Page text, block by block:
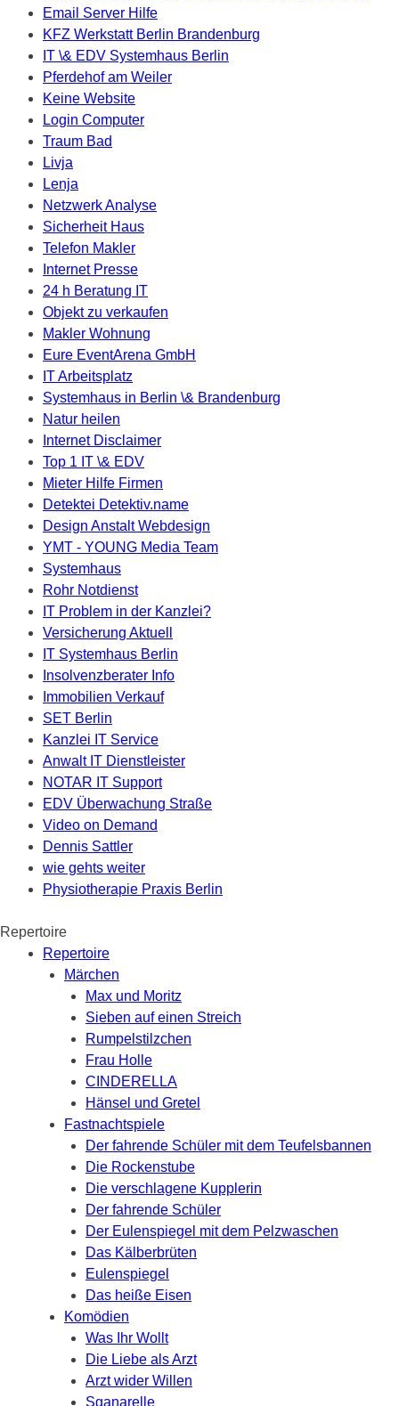
Email Server Hilfe
KFZ Werkstatt Berlin Brandenburg
IT \& EDV Systemhaus Berlin
Pferdehof am Weiler
Keine Website
Login Computer
Traum Bad
Livja
Lenja
Netzwerk Analyse
Sicherheit Haus
Telefon Makler
Internet Presse
24 h Beratung IT
Objekt zu verkaufen
Makler Wohnung
Eure EventArena GmbH
IT Arbeitsplatz
Systemhaus in Berlin \& Brandenburg
Natur heilen
Internet Disclaimer
Top 1 IT \& EDV
Mieter Hilfe Firmen
Detektei Detektiv.name
Design Anstalt Webdesign
YMT - YOUNG Media Team
Systemhaus
Rohr Notdienst
IT Problem in der Kanzlei?
Versicherung Aktuell
IT Systemhaus Berlin
Insolvenzberater Info
Immobilien Verkauf
SET Berlin
Kanzlei IT Service
Anwalt IT Dienstleister
NOTAR IT Support
EDV Überwachung Straße
Video on Demand
Dennis Sattler
wie gehts weiter
Physiotherapie Praxis Berlin
Repertoire
Repertoire
Märchen
Max und Moritz
Sieben auf einen Streich
Rumpelstilzchen
Frau Holle
CINDERELLA
Hänsel und Gretel
Fastnachtspiele
Der fahrende Schüler mit dem Teufelsbannen
Die Rockenstube
Die verschlagene Kupplerin
Der fahrende Schüler
Der Eulenspiegel mit dem Pelzwaschen
Das Kälberbrüten
Eulenspiegel
Das heiße Eisen
Komödien
Was Ihr Wollt
Die Liebe als Arzt
Arzt wider Willen
Sganarelle